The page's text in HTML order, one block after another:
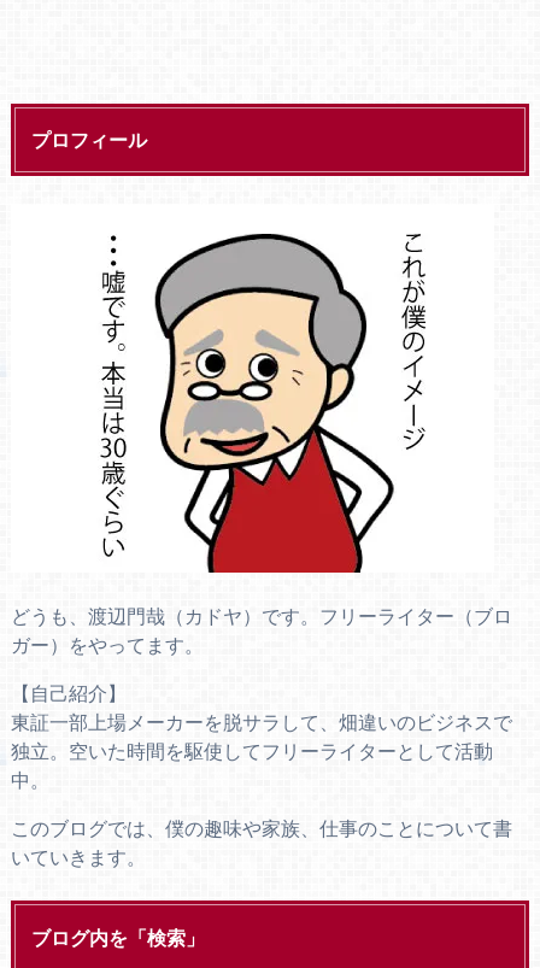
プロフィール
どうも、渡辺門哉（カドヤ）です。フリーライター（ブロ
ガー）をやってます。
【自己紹介】
東証一部上場メーカーを脱サラして、畑違いのビジネスで
独立。空いた時間を駆使してフリーライターとして活動
中。
このブログでは、僕の趣味や家族、仕事のことについて書
いていきます。
ブログ内を「検索」